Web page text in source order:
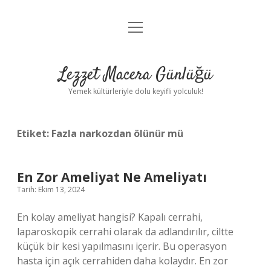
Anasayfa
Yasal Uyarı
menüyü
Lezzet Macera Günlüğü
Yemek kültürleriyle dolu keyifli yolculuk!
Etiket: Fazla narkozdan ölünür mü
En Zor Ameliyat Ne Ameliyatı
Tarih: Ekim 13, 2024
En kolay ameliyat hangisi? Kapalı cerrahi,
laparoskopik cerrahi olarak da adlandırılır, ciltte
küçük bir kesi yapılmasını içerir. Bu operasyon
hasta için açık cerrahiden daha kolaydır. En zor